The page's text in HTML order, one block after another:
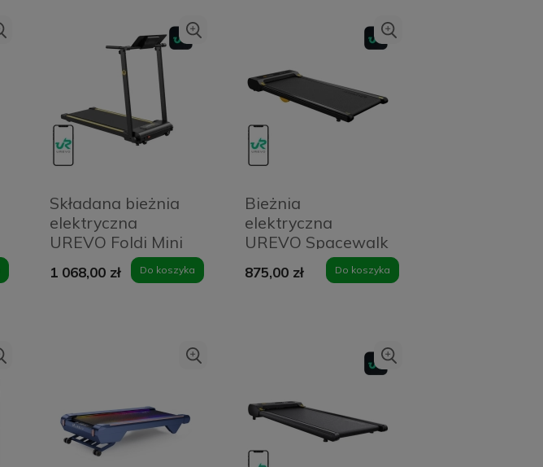
Składana bieżnia
elektryczna
UREVO Foldi Mini
pomarańczowa)
1 068,00 zł Do koszyka
Bieżnia
elektryczna
UREVO Spacewalk
Lite (czarna)
875,00 zł Do koszyka